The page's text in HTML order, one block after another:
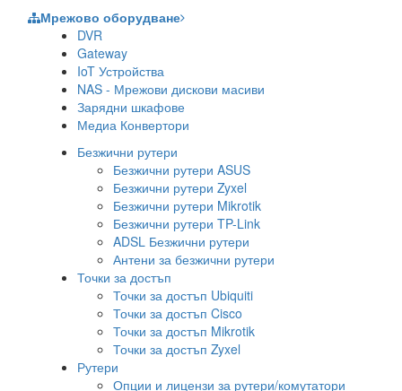
Мрежово оборудване
DVR
Gateway
IoT Устройства
NAS - Мрежови дискови масиви
Зарядни шкафове
Медиа Конвертори
Безжични рутери
Безжични рутери ASUS
Безжични рутери Zyxel
Безжични рутери Mikrotik
Безжични рутери TP-Link
ADSL Безжични рутери
Антени за безжични рутери
Точки за достъп
Точки за достъп Ubiquiti
Точки за достъп Cisco
Точки за достъп Mikrotik
Точки за достъп Zyxel
Рутери
Опции и лицензи за рутери/комутатори